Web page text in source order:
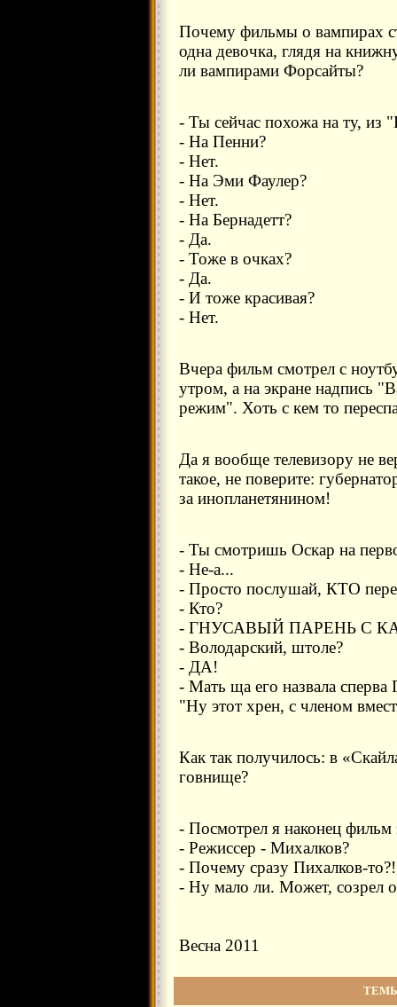
Почему фильмы о вампирах
одна девочка, глядя на
ли вампирами Форсайты?
- Ты сейчас похожа на ту, из
- На Пенни?
- Нет.
- На Эми Фаулер?
- Нет.
- На Бернадетт?
- Да.
- Тоже в очках?
- Да.
- И тоже красивая?
- Нет.
Вчера фильм смотрел с
утром, а на экране надпись
режим". Хоть с кем то
Да я вообще телевизору не
такое, не поверите:
за инопланетянином!
- Ты смотришь Оскар на
- Не-а...
- Просто послушай, КТО
- Кто?
- ГНУСАВЫЙ ПАРЕНЬ С
- Володарский, штоле?
- ДА!
- Мать ща его назвала
"Ну этот хрен, с членом
Как так получилось: в
говнище?
- Посмотрел я наконец
- Режиссер - Михалков?
- Почему сразу Пихалков-то?!
- Ну мало ли. Может, созрел
Весна 2011